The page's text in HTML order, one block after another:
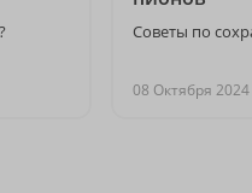
Советы по
08 Октября 2024